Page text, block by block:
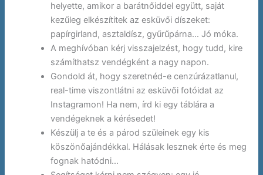
helyette, amikor a barátnőiddel együtt, saját
kezűleg elkészítitek az esküvői díszeket:
papírgirland, asztaldísz, gyűrűpárna… Jó móka.
A meghívóban kérj visszajelzést, hogy tudd, kire
számíthatsz vendégként a nagy napon.
Gondold át, hogy szeretnéd-e cenzúrázatlanul,
real-time viszontlátni az esküvői fotóidat az
Instagramon! Ha nem, írd ki egy táblára a
vendégeknek a kérésedet!
Készülj a te és a párod szüleinek egy kis
köszönőajándékkal. Hálásak lesznek érte és meg
fognak hatódni…